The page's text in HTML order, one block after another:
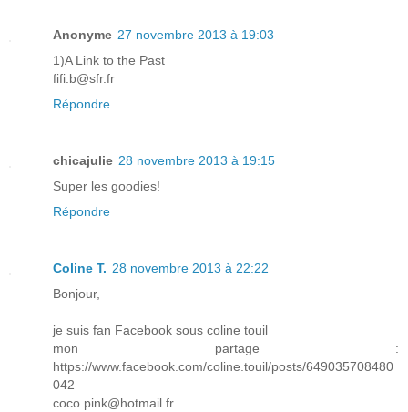
Anonyme 27 novembre 2013 à 19:03
1)A Link to the Past
fifi.b@sfr.fr
Répondre
chicajulie 28 novembre 2013 à 19:15
Super les goodies!
Répondre
Coline T. 28 novembre 2013 à 22:22
Bonjour,
je suis fan Facebook sous coline touil
mon partage :
https://www.facebook.com/coline.touil/posts/649035708480
042
coco.pink@hotmail.fr